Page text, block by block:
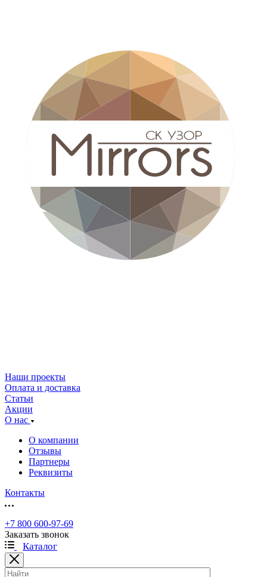
Наши проекты
Оплата и доставка
Статьи
Акции
О нас
О компании
Отзывы
Партнеры
Реквизиты
Контакты
+7 800 600-97-69
Заказать звонок
Каталог